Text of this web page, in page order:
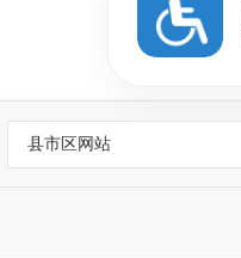
县市区网站